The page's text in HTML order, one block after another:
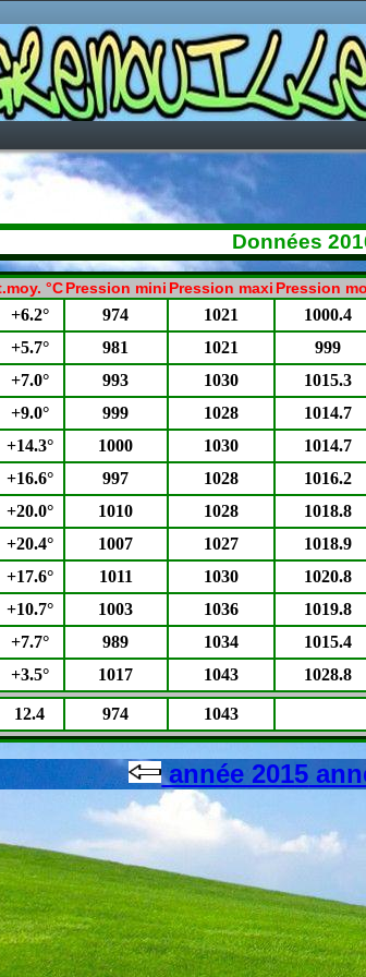
Données
°C Pression mini Pression maxi Pression
+6.2° 974 1021 1000.4
+5.7° 981 1021 999
+7.0° 993 1030 1015.3
+9.0° 999 1028 1014.7
+14.3° 1000 1030 1014.7
+16.6° 997 1028 1016.2
+20.0° 1010 1028 1018.8
+20.4° 1007 1027 1018.9
+17.6° 1011 1030 1020.8
+10.7° 1003 1036 1019.8
+7.7° 989 1034 1015.4
+3.5° 1017 1043 1028.8
12.4 974 1043
année 2015